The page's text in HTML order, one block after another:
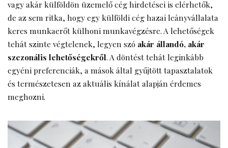
vagy akár külföldön üzemelő cég hirdetései is elérhetők,
de az sem ritka, hogy egy külföldi cég hazai leányvállalata
keres munkaerőt külhoni munkavégzésre. A lehetőségek
tehát szinte végtelenek, legyen szó akár állandó, akár
szezonális lehetőségekről. A döntést tehát leginkább
egyéni preferenciák, a mások által gyűjtött tapasztalatok
és természetesen az aktuális kínálat alapján érdemes
meghozni.